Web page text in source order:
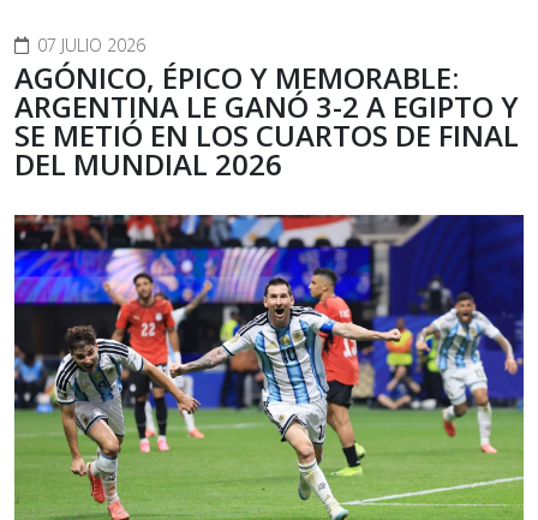
07 JULIO 2026
AGÓNICO, ÉPICO Y MEMORABLE:
ARGENTINA LE GANÓ 3-2 A EGIPTO Y
SE METIÓ EN LOS CUARTOS DE FINAL
DEL MUNDIAL 2026